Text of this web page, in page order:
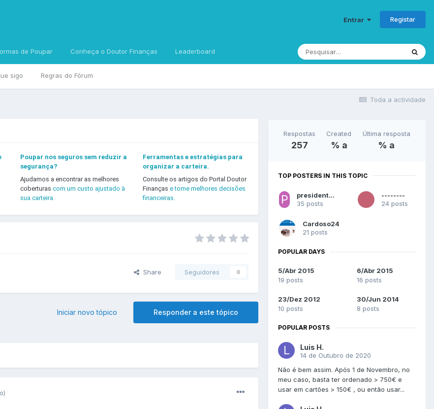
Entrar Registar
sigo Regras do Fórum
de Poupar Conheça o Doutor Finanças Leaderboard
Toda a actividade
Poupar nos seguros sem reduzir a
segurança?
Ajudamos a encontrar as melhores
coberturas com um custo ajustado à
sua carteira.
Ferramentas e estratégias para
organizar a carteira.
Consulte os artigos do Portal Doutor
Finanças e tome melhores decisões
financeiras.
Share Seguidores 0
Responder a este tópico
Iniciar novo tópico
Respostas
257
Created
% a
Última resposta
% a
TOP POSTERS IN THIS TOPIC
presidentedajunta
35 posts
--------
24 posts
Cardoso24
21 posts
POPULAR DAYS
5/Abr 2015
19 posts
6/Abr 2015
16 posts
23/Dez 2012
10 posts
30/Jun 2014
8 posts
POPULAR POSTS
Luis H.
14 de Outubro de 2020
Não é bem assim. Após 1 de Novembro, no
meu caso, basta ter ordenado > 750€ e
usar em cartões > 150€ , ou então usar...